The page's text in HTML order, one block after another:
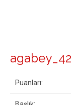
Puanları: